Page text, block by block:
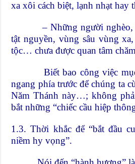
xa xôi cách biệt, lạnh nhạt
– Những người nghèo,
tật nguyền, vùng sâu vùng
tộc… chưa được quan tâm
Biết bao công việc mục
ngang phía trước để chúng ta
Năm Thánh này…; không
bắt những “chiếc cầu hiệp
1.3. Thời khắc để “bắt đầu
niềm hy vọng”.